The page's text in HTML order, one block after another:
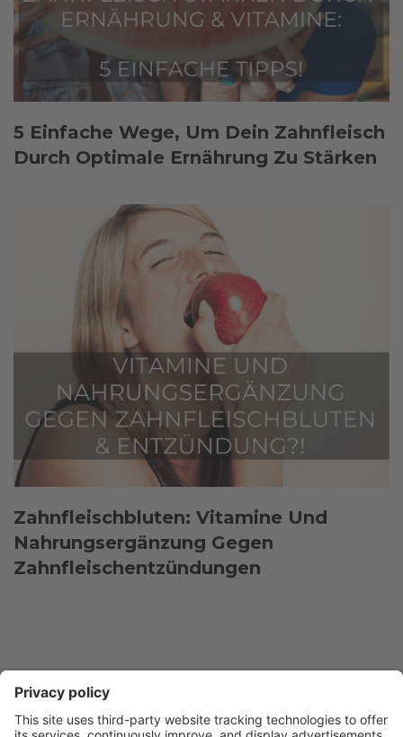
5 Einfache Wege, Um Dein Zahnfleisch
Durch Optimale Ernährung Zu Stärken
Zahnfleischbluten: Vitamine Und
Nahrungsergänzung Gegen
Zahnfleischentzündungen